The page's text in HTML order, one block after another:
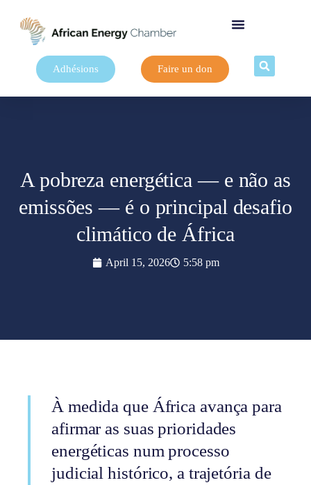
Adhésions Faire un don
A pobreza energética — e não as
emissões — é o principal desafio
climático de África
April 15, 2026 5:58 pm
À medida que África avança para
afirmar as suas prioridades
energéticas num processo
judicial histórico, a trajetória de